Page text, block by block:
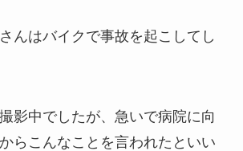
んはバイクで事故を起こしてし
影中でしたが、急いで病院に向
らこんなことを言われたといい